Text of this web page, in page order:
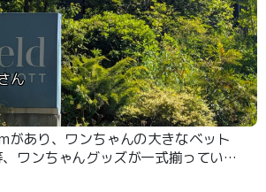
ん
があり、ワンちゃんの大きなベット
ワンちゃんグッズが一式揃っていま